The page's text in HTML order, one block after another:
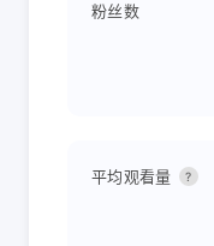
粉丝数
平均观看量 ?